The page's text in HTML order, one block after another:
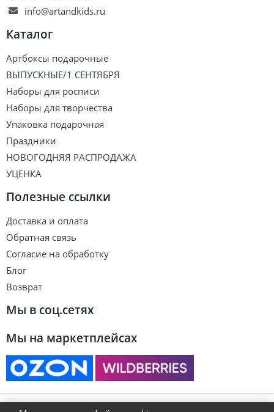
info@artandkids.ru
Каталог
Артбоксы подарочные
ВЫПУСКНЫЕ/1 СЕНТЯБРЯ
Наборы для росписи
Наборы для творчества
Упаковка подарочная
Праздники
НОВОГОДНЯЯ РАСПРОДАЖА
УЦЕНКА
Полезные ссылки
Доставка и оплата
Обратная связь
Согласие на обработку
Блог
Возврат
Мы в соц.сетях
Мы на маркетплейсах